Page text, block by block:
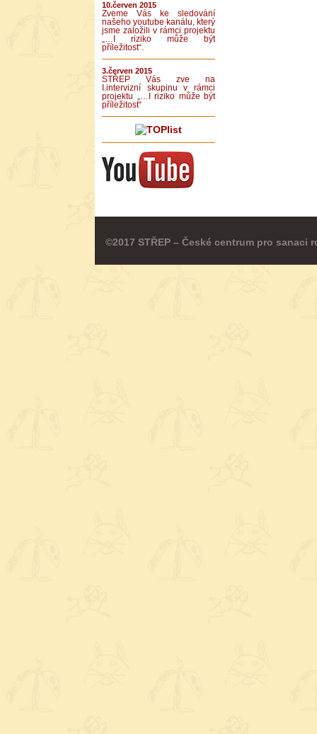
10.červen 2015
Zveme Vás ke sledování
našeho youtube kanálu, který
jsme založili v rámci projektu
„…I riziko může být
příležitost“.
3.červen 2015
STŘEP Vás zve na
I.intervizní skupinu v rámci
projektu „…I riziko může být
příležitost“
©2017 STŘEP – České centrum pro sanaci